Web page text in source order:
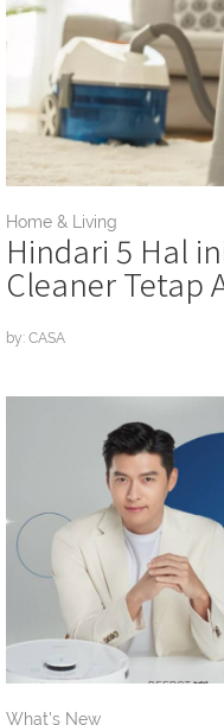
Home & Living
Hindari 5 Hal
Cleaner Tetap
by: CASA
What's New